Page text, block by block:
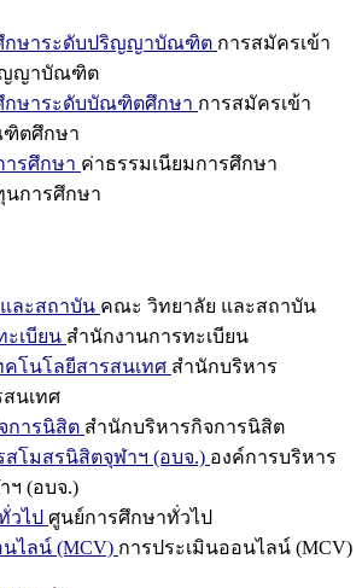
กษาระดับปริญญาบัณฑิต การสมัครเข้า
ญญาบัณฑิต
กษาระดับบัณฑิตศึกษา การสมัครเข้า
ตศึกษา
ารศึกษา ค่าธรรมเนียมการศึกษา
นการศึกษา
ละสถาบัน คณะ วิทยาลัย และสถาบัน
ะเบียน สำนักงานการทะเบียน
คโนโลยีสารสนเทศ สำนักบริหาร
นเทศ
การนิสิต สำนักบริหารกิจการนิสิต
สโมสรนิสิตจุฬาฯ (อบจ.) องค์การบริหาร
ฯ (อบจ.)
วไป ศูนย์การศึกษาทั่วไป
ไลน์ (MCV) การประเมินออนไลน์ (MCV)